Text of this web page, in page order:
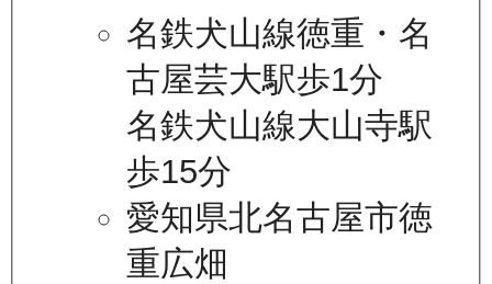
名鉄犬山線徳重・名
古屋芸大駅歩1分
名鉄犬山線大山寺駅
歩15分
愛知県北名古屋市徳
重広畑